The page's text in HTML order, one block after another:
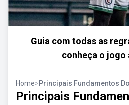
Guia com todas as
conheça o jogo
Home>Principais Fundamentos
Principais